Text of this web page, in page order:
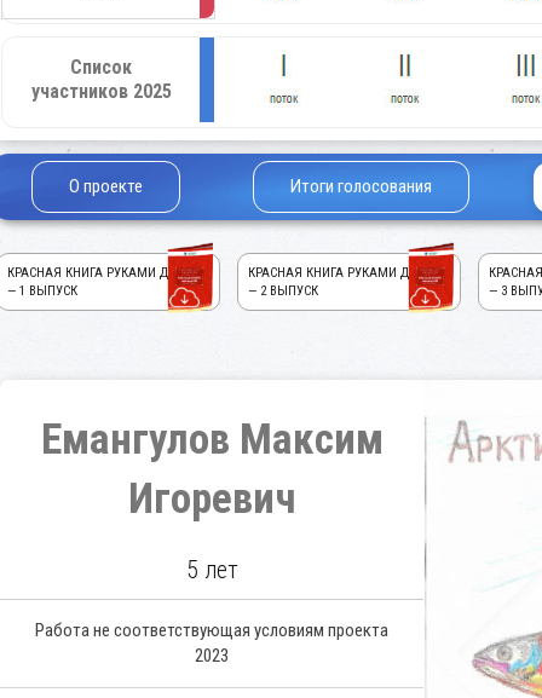
Список
участников 2025
О проекте Итоги голосования
КРАСНАЯ КНИГА РУКАМИ ДЕТЕЙ!
— 1 ВЫПУСК
КРАСНАЯ КНИГА РУКАМИ ДЕТЕЙ!
— 2 ВЫПУСК
— 3
Емангулов Максим
Игоревич
5 лет
Работа не соответствующая условиям проекта
2023